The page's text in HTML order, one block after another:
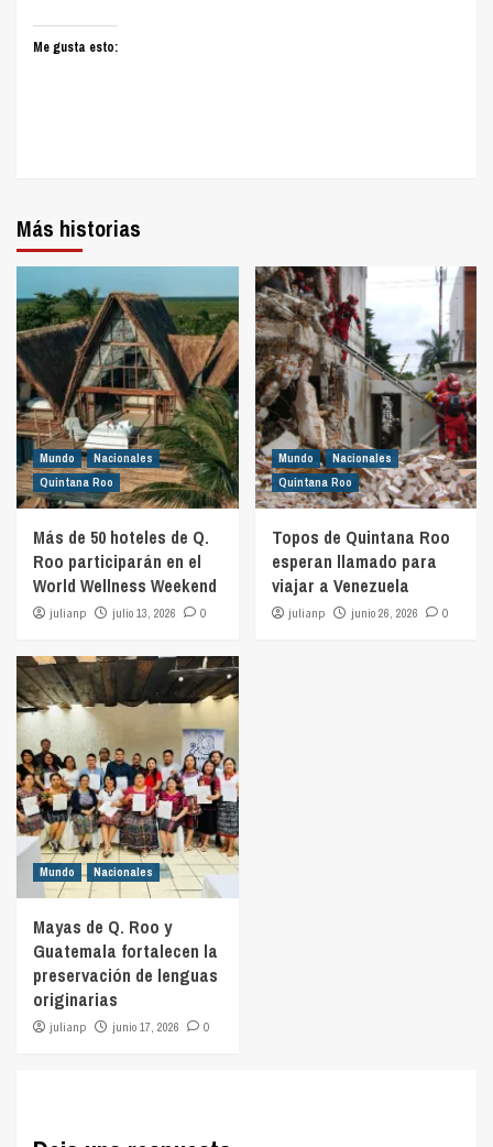
Me gusta esto:
Más historias
Mundo
Nacionales
Quintana Roo
Más de 50 hoteles de Q.
Roo participarán en el
World Wellness Weekend
julianp julio 13, 2026 0
Mundo
Nacionales
Quintana Roo
Topos de Quintana Roo
esperan llamado para
viajar a Venezuela
julianp junio 26, 2026 0
Mundo Nacionales
Mayas de Q. Roo y
Guatemala fortalecen la
preservación de lenguas
originarias
julianp junio 17, 2026 0